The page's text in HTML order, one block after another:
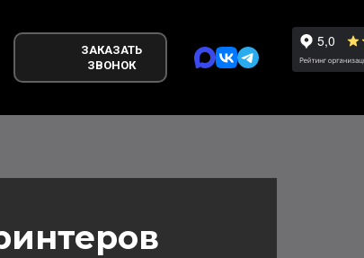
ЗАКАЗАТЬ
ЗВОНОК